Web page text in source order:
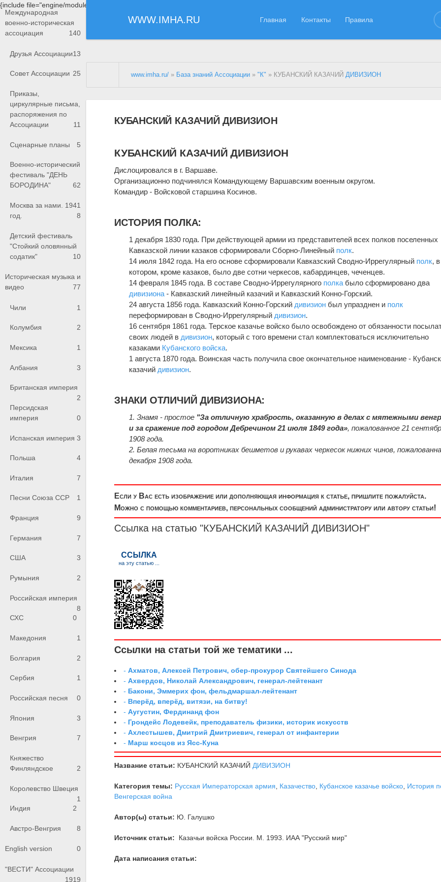
{include file="engine/modules/saperu/head.php"}
WWW.IMHA.RU Главная Контакты Правила
Международная
военно-историческая
ассоциация
140
Друзья Ассоциации13
Совет Ассоциации 25
Приказы,
циркулярные письма,
распоряжения по
Ассоциации
11
Сценарные планы 5
Военно-исторический
фестиваль "ДЕНЬ
БОРОДИНА"
62
Москва за нами. 1941
год.
8
Детский фестиваль
"Стойкий оловянный
содатик"
10
Историческая музыка и
видео
77
Чили 1
Колумбия 2
Мексика 1
Албания 3
Британская империя
2
Персидская
империя
0
Испанская империя 3
Польша 4
Италия 7
Песни Союза ССР 1
Франция 9
Германия 7
США 3
Румыния 2
Российская империя
8
СХС
0
Македония 1
Болгария 2
Сербия 1
Российская песня 0
Япония 3
Венгрия 7
Княжество
Финляндское
2
Королевство Швеция
1
Индия
2
Австро-Венгрия 8
English version 0
"ВЕСТИ" Ассоциации
1919
www.imha.ru/ » База знаний Ассоциации »"К" » КУБАНСКИЙ КАЗАЧИЙДИВИЗИОН
КУБАНСКИЙ КАЗАЧИЙ ДИВИЗИОН
КУБАНСКИЙ КАЗАЧИЙ ДИВИЗИОН
Дислоцировался в г. Варшаве.
Организационно подчинялся Командующему Варшавским военным округом.
Командир - Войсковой старшина Косинов.
ИСТОРИЯ ПОЛКА:
1 декабря 1830 года. При действующей армии из представителей всех полков поселенных
Кавказской линии казаков сформировали Сборно-Линейный полк.
14 июля 1842 года. На его основе сформировали Кавказский Сводно-Иррегулярный полк, в
котором, кроме казаков, было две сотни черкесов, кабардинцев, чеченцев.
14 февраля 1845 года. В составе Сводно-Иррегулярного полка было сформировано два
дивизиона - Кавказский линейный казачий и Кавказский Конно-Горский.
24 августа 1856 года. Кавказский Конно-Горский дивизион был упразднен и полк
переформирован в Сводно-Иррегулярный дивизион.
16 сентября 1861 года. Терское казачье войско было освобождено от обязанности
своих людей в дивизион, который с того времени стал комплектоваться исключительно
казаками Кубанского войска.
1 августа 1870 года. Воинская часть получила свое окончательное наименование -
казачий дивизион.
ЗНАКИ ОТЛИЧИЙ ДИВИЗИОНА:
1. Знамя - простое "За отличную храбрость, оказанную в делах с мятежными
и за сражение под городом Дебречином 21 июля 1849 года», пожалованное 21
1908 года.
2. Белая тесьма на воротниках бешметов и рукавах черкесок нижних чинов,
декабря 1908 года.
Если у Вас есть изображение или дополняющая информация к статье, пришлите пожалуйста.
Можно с помощью комментариев, персональных сообщений администратору или автору статьи!
Ссылка на статью "КУБАНСКИЙ КАЗАЧИЙДИВИЗИОН"
Ссылки на статьи той же тематики ...
-Ахматов, Алексей Петрович, обер-прокурор Святейшего Синода
-Ахвердов, Николай Александрович, генерал-лейтенант
- Бакони, Эммерих фон, фельдмаршал-лейтенант
- Вперёд, вперёд, витязи, на битву!
-Аугустин, Фердинанд фон
- Грондейс Лодевейк, преподаватель физики, историк искусств
-Ахлестышев, Дмитрий Дмитриевич, генерал от инфантерии
- Марш косцов из Ясс-Куна
Название статьи: КУБАНСКИЙ КАЗАЧИЙДИВИЗИОН
Категория темы: Русская Императорская армия, Казачество, Кубанское казачье войско, История
Венгерская война
Автор(ы) статьи: Ю. Галушко
Источник статьи: Казачьи войска России. М. 1993. ИАА "Русский мир"
Дата написания статьи: